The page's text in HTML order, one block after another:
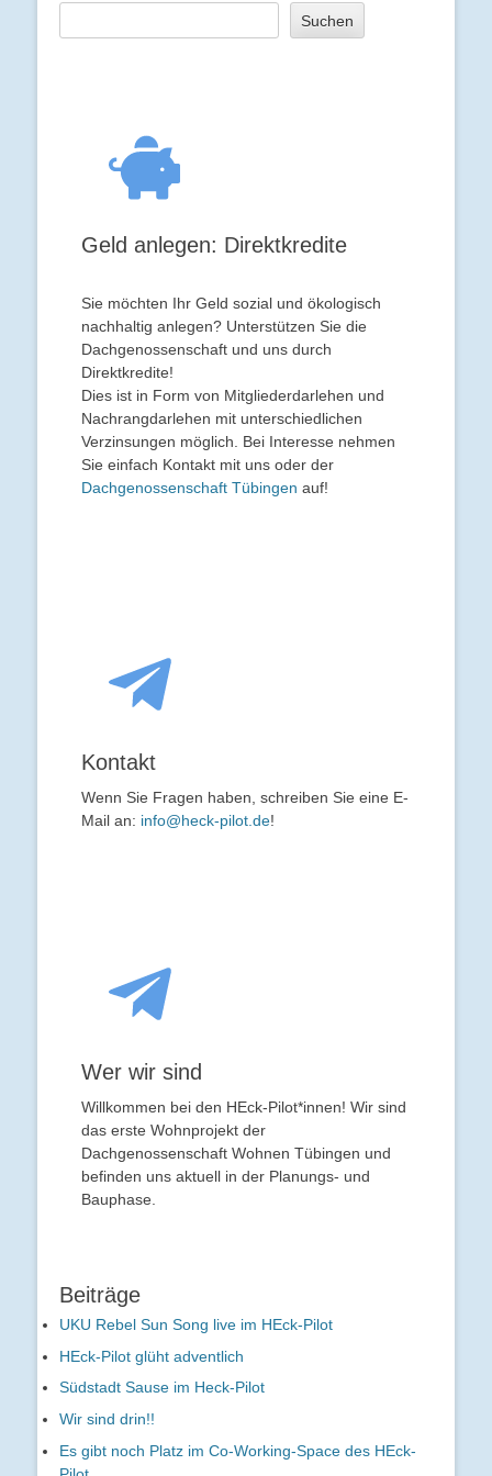
Suchen
Geld anlegen: Direktkredite
Sie möchten Ihr Geld sozial und ökologisch
nachhaltig anlegen? Unterstützen Sie die
Dachgenossenschaft und uns durch
Direktkredite!
Dies ist in Form von Mitgliederdarlehen und
Nachrangdarlehen mit unterschiedlichen
Verzinsungen möglich. Bei Interesse nehmen
Sie einfach Kontakt mit uns oder der
Dachgenossenschaft Tübingen auf!
Kontakt
Wenn Sie Fragen haben, schreiben Sie eine E-
Mail an: info@heck-pilot.de!
Wer wir sind
Willkommen bei den HEck-Pilot*innen! Wir sind
das erste Wohnprojekt der
Dachgenossenschaft Wohnen Tübingen und
befinden uns aktuell in der Planungs- und
Bauphase.
Beiträge
UKU Rebel Sun Song live im HEck-Pilot
HEck-Pilot glüht adventlich
Südstadt Sause im Heck-Pilot
Wir sind drin!!
Es gibt noch Platz im Co-Working-Space des HEck-